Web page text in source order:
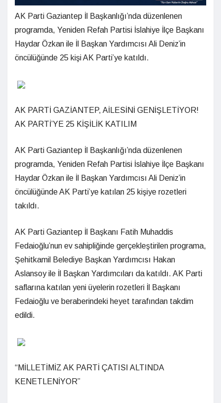
AK Parti Gaziantep İl Başkanlığı’nda düzenlenen
programda, Yeniden Refah Partisi İslahiye İlçe Başkanı
Haydar Özkan ile İl Başkan Yardımcısı Ali Deniz’in
öncülüğünde 25 kişi AK Parti’ye katıldı.
AK PARTİ GAZİANTEP, AİLESİNİ GENİŞLETİYOR!
AK PARTİ’YE 25 KİŞİLİK KATILIM
AK Parti Gaziantep İl Başkanlığı’nda düzenlenen
programda, Yeniden Refah Partisi İslahiye İlçe Başkanı
Haydar Özkan ile İl Başkan Yardımcısı Ali Deniz’in
öncülüğünde AK Parti’ye katılan 25 kişiye rozetleri
takıldı.
AK Parti Gaziantep İl Başkanı Fatih Muhaddis
Fedaioğlu’nun ev sahipliğinde gerçekleştirilen programa,
Şehitkamil Belediye Başkan Yardımcısı Hakan
Aslansoy ile İl Başkan Yardımcıları da katıldı. AK Parti
saflarına katılan yeni üyelerin rozetleri İl Başkanı
Fedaioğlu ve beraberindeki heyet tarafından takdim
edildi.
“MİLLETİMİZ AK PARTİ ÇATISI ALTINDA
KENETLENİYOR”